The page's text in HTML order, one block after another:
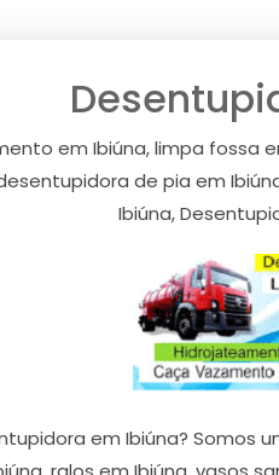
em Ibiúna, limpa fossa
de pia em
Ibiúna,
em Ibiúna?